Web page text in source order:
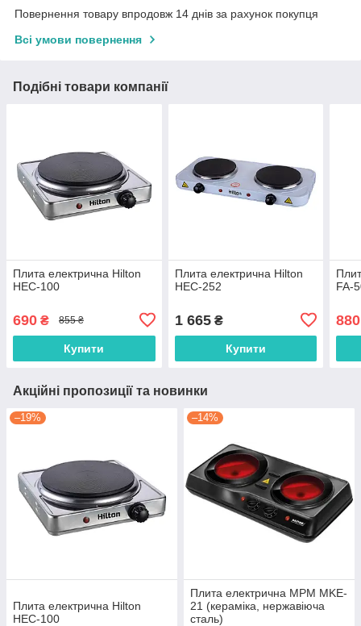
Повернення товару впродовж 14 днів за рахунок покупця
Всі умови повернення
Подібні товари компанії
Плита електрична Hilton
HEC-100
690 ₴ 855 ₴
Купити
Плита електрична Hilton
HEC-252
1 665₴
Купити
FA-
880
Акційні пропозиції та новинки
–19%
Плита електрична Hilton
HEC-100
–14%
Плита електрична MPM MKE-
21 (кераміка, нержавіюча
сталь)